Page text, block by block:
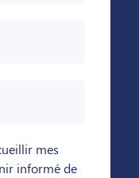
mes
informé de